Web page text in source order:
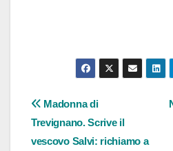
Navigazione
articoli
Madonna di
Trevignano. Scrive il
vescovo Salvi: richiamo a